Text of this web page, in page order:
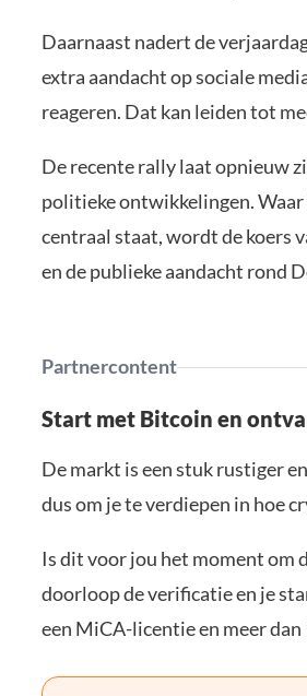
Daarnaast nadert de
extra aandacht op sociale
reageren. Dat kan leiden tot
De recente rally laat opnieuw
politieke ontwikkelingen.
centraal staat, wordt de koers
en de publieke aandacht rond
Partnercontent
Start met Bitcoin en
De markt is een stuk rustiger
dus om je te verdiepen in hoe
Is dit voor jou het moment om
doorloop de verificatie en je
een MiCA-licentie en meer